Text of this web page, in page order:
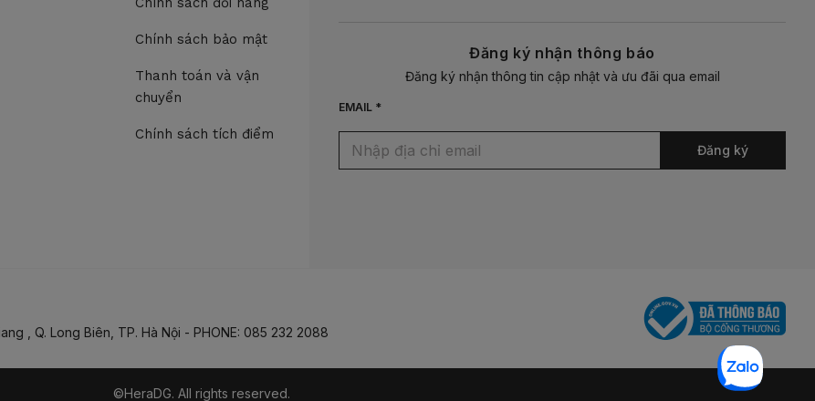
Chính sách bảo mật
Thanh toán và vận
chuyển
Chính sách tích điểm
Đăng ký nhận thông báo
Đăng ký nhận thông tin cập nhật và ưu đãi qua email
EMAIL *
Đăng ký
, Q. Long Biên, TP. Hà Nội - PHONE: 085 232 2088
©HeraDG. All rights reserved.